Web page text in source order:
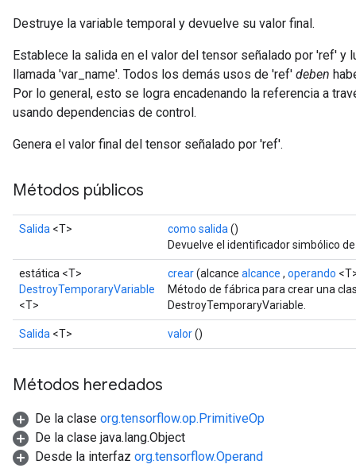
Destruye la variable temporal y devuelve su valor final.
Establece la salida en el valor del tensor señalado por 'ref' y
llamada 'var_name'. Todos los demás usos de 'ref' deben
Por lo general, esto se logra encadenando la referencia a
usando dependencias de control.
Genera el valor final del tensor señalado por 'ref'.
Métodos públicos
Salida <T> como salida ()
Devuelve el identificador simbólico
estática <T>
DestroyTemporaryVariable
<T>
crear(alcance alcance , operando
Método de fábrica para crear una
DestroyTemporaryVariable.
Salida <T> valor()
Métodos heredados
De la clase org.tensorflow.op.PrimitiveOp
De la clase java.lang.Object
Desde la interfaz org.tensorflow.Operand